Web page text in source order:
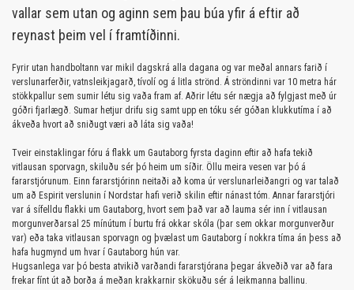
vallar sem utan og aginn sem þau búa yfir á eftir að
reynast þeim vel í framtíðinni.
Fyrir utan handboltann var mikil dagskrá alla dagana og var meðal annars farið í
verslunarferðir, vatnsleikjagarð, tívolí og á litla strönd. Á ströndinni var 10 metra hár
stökkpallur sem sumir létu sig vaða fram af. Aðrir létu sér nægja að fylgjast með úr
góðri fjarlægð. Sumar hetjur drifu sig samt upp en tóku sér góðan klukkutíma í að
ákveða hvort að sniðugt væri að láta sig vaða!
Tveir einstaklingar fóru á flakk um Gautaborg fyrsta daginn eftir að hafa tekið
vitlausan sporvagn, skiluðu sér þó heim um síðir. Öllu meira vesen var þó á
fararstjórunum. Einn fararstjórinn neitaði að koma úr verslunarleiðangri og var talað
um að Espirit verslunin í Nordstar hafi verið skilin eftir nánast tóm. Annar fararstjóri
var á sífelldu flakki um Gautaborg, hvort sem það var að lauma sér inn í vitlausan
morgunverðarsal 25 mínútum í burtu frá okkar skóla (þar sem okkar morgunverður
var) eða taka vitlausan sporvagn og þvælast um Gautaborg í nokkra tíma án þess að
hafa hugmynd um hvar í Gautaborg hún var.
Hugsanlega var þó besta atvikið varðandi fararstjórana þegar ákveðið var að fara
frekar fínt út að borða á meðan krakkarnir skökuðu sér á leikmanna ballinu.